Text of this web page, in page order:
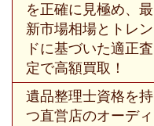
を正確に見極め、最
新市場相場とトレン
ドに基づいた適正査
定で高額買取！
遺品整理士資格を持
つ直営店のオーディ